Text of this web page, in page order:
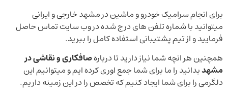
برای انجام سرامیک خودرو و ماشین در مشهد خارجی و ایرانی
میتوانید با شماره تلفن های درج شده در وب سایت تماس حاصل
فرمایید و از تیم پشتیبانی استفاده کامل را ببرید.
همچنین هر انچه شما نیاز دارید تا دربارهصافکاری و نقاشی در
مشهدبدانید را ما برای شما جمع اوری کرده ایم و میتوانیم این
دلگرمی را برای شما ایجاد کنیم که تخصص را در این زمینه داریم.